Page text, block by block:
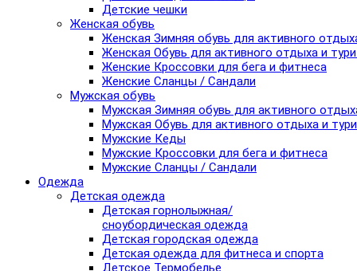
Детские чешки
Женская обувь
Женская Зимняя обувь для активного
Женская Обувь для активного отдыха и
Женские Кроссовки для бега и фитнеса
Женские Сланцы / Сандали
Мужская обувь
Мужская Зимняя обувь для активного
Мужская Обувь для активного отдыха и
Мужские Кеды
Мужские Кроссовки для бега и фитнеса
Мужские Сланцы / Сандали
Одежда
Детская одежда
Детская горнолыжная/
сноубордическая одежда
Детская городская одежда
Детская одежда для фитнеса и спорта
Детское Термобелье